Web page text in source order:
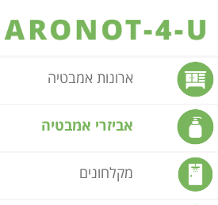
ארונות אמבטיה
אביזרי אמבטיה
מקלחונים